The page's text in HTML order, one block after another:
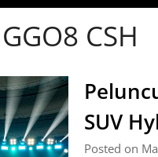
CSH
SUV
Posted on